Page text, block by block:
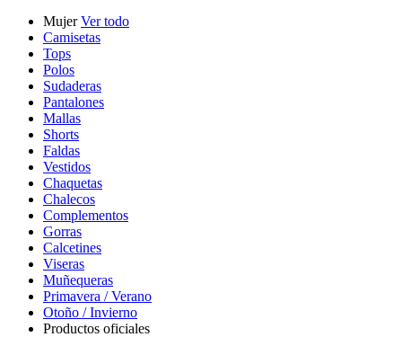
MujerVer todo
Camisetas
Tops
Polos
Sudaderas
Pantalones
Mallas
Shorts
Faldas
Vestidos
Chaquetas
Chalecos
Complementos
Gorras
Calcetines
Viseras
Muñequeras
Primavera / Verano
Otoño / Invierno
Productos oficiales